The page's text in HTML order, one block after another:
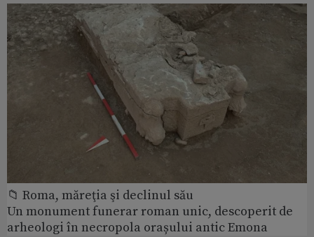
📁 Roma, măreţia şi declinul său
Un monument funerar roman unic, descoperit de
arheologi în necropola orașului antic Emona